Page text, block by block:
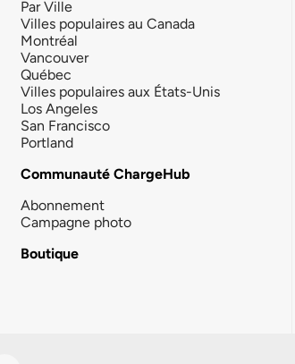
Par Ville
Villes populaires au Canada
Montréal
Vancouver
Québec
Villes populaires aux États-Unis
Los Angeles
San Francisco
Portland
Communauté ChargeHub
Abonnement
Campagne photo
Boutique